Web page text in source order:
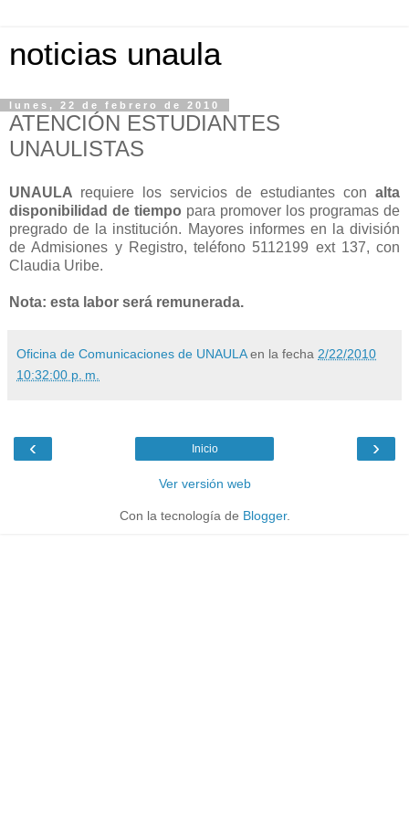
noticias unaula
lunes, 22 de febrero de 2010
ATENCIÓN ESTUDIANTES
UNAULISTAS
UNAULA requiere los servicios de estudiantes con alta
disponibilidad de tiempo para promover los programas de
pregrado de la institución. Mayores informes en la división
de Admisiones y Registro, teléfono 5112199 ext 137, con
Claudia Uribe.
Nota: esta labor será remunerada.
Oficina de Comunicaciones de UNAULA en la fecha 2/22/2010
10:32:00 p. m.
‹ ›
Inicio
Ver versión web
Con la tecnología de Blogger.